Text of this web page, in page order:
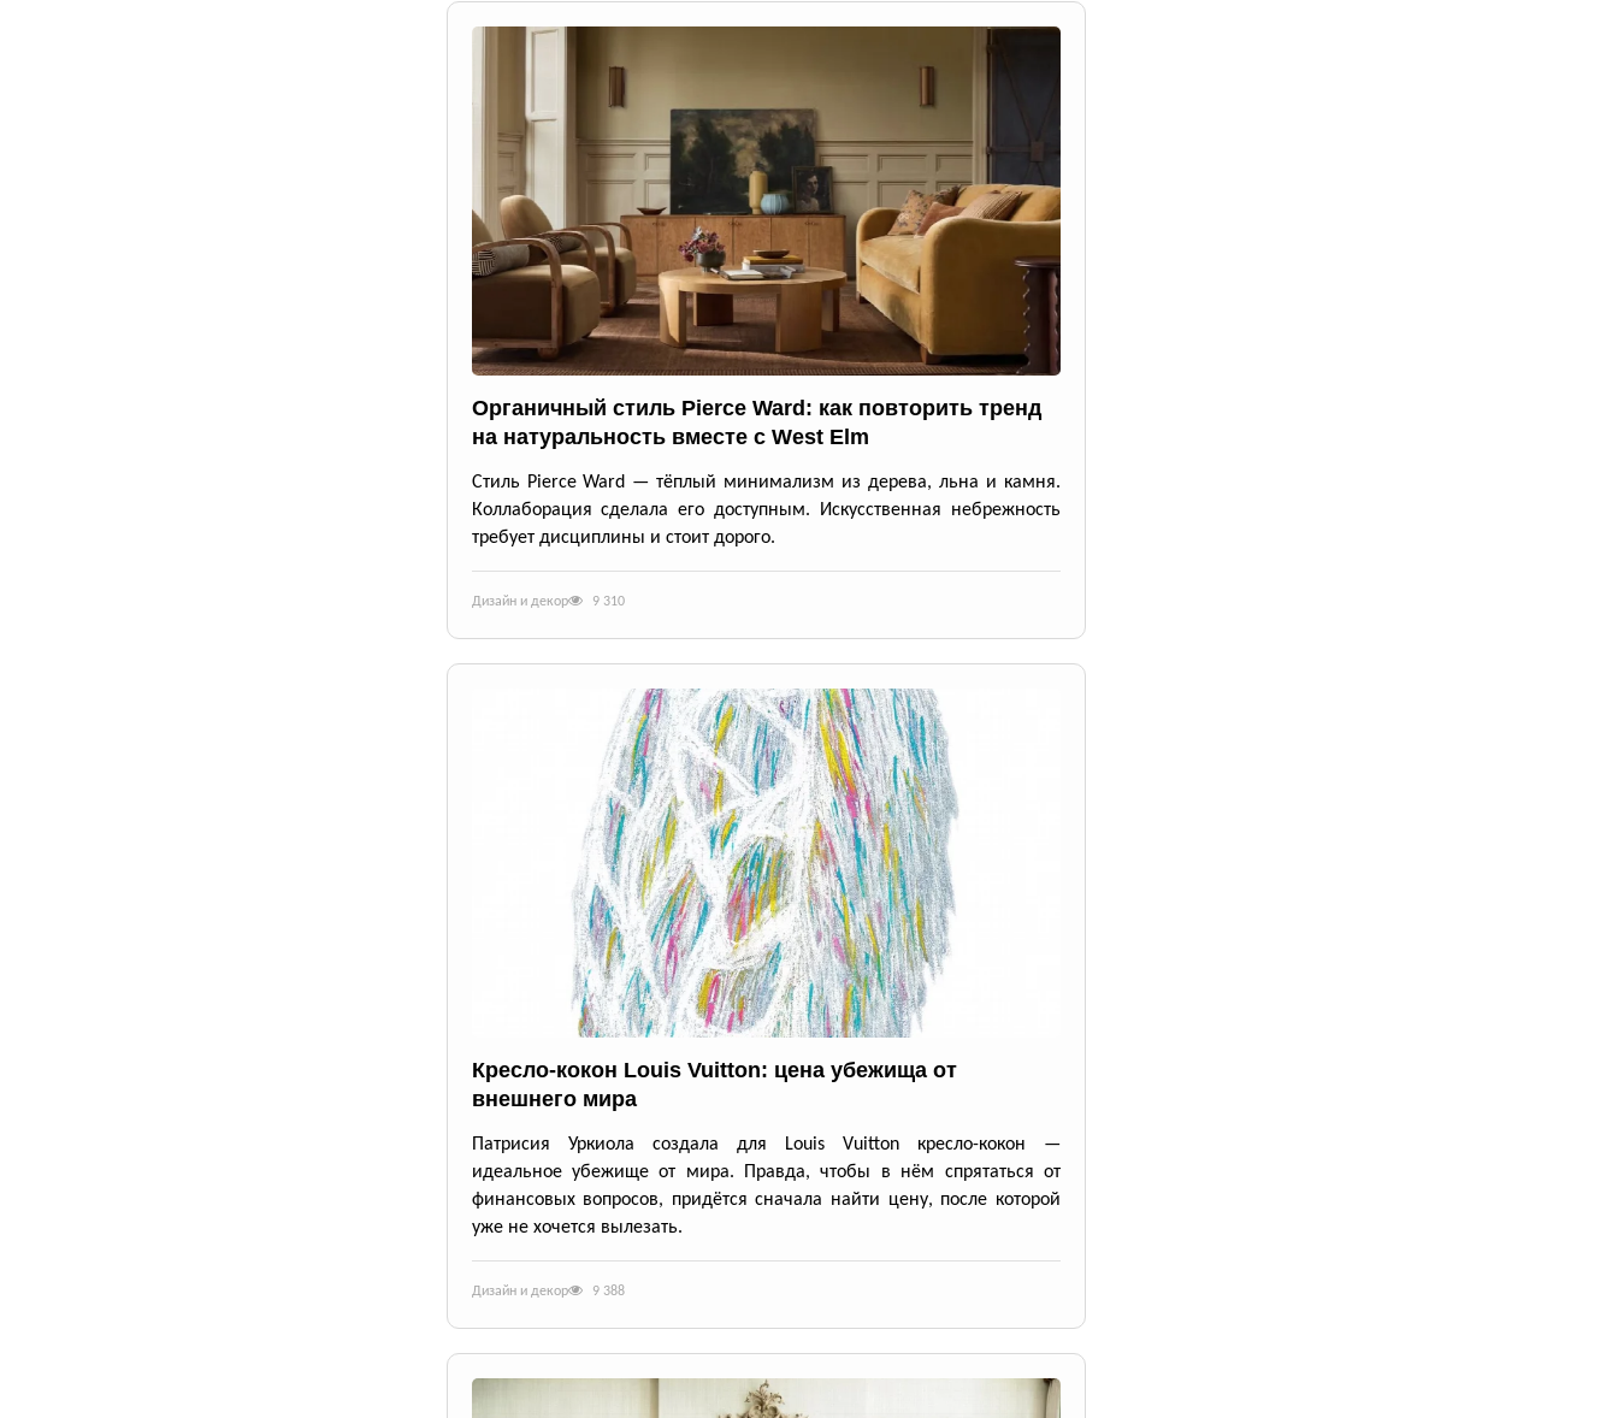
Органичный стиль Pierce Ward: как повторить тренд
на натуральность вместе с West Elm
Стиль Pierce Ward — тёплый минимализм из дерева, льна и камня.
Коллаборация сделала его доступным. Искусственная небрежность
требует дисциплины и стоит дорого.
Дизайн и декор 9 310
Кресло-кокон Louis Vuitton: цена убежища от
внешнего мира
Патрисия Уркиола создала для Louis Vuitton кресло-кокон —
идеальное убежище от мира. Правда, чтобы в нём спрятаться от
финансовых вопросов, придётся сначала найти цену, после которой
уже не хочется вылезать.
Дизайн и декор 9 388